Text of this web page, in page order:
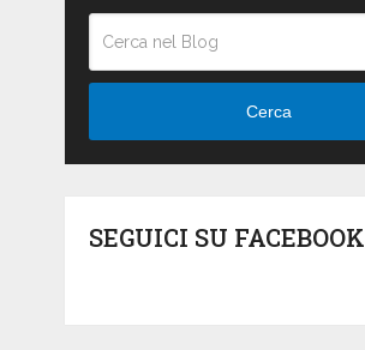
Cerca
SEGUICI SU FACEBOOK